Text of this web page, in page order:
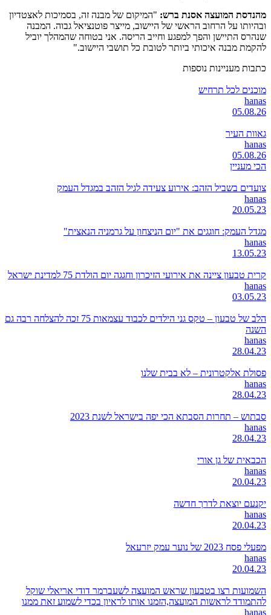
מהנדסת המועצה אסנת ברש: "המיקום של מבנה זה, בסמיכות לאצטדיון
ובהיותו על הרחוב הראשי של היישוב, מייצר פוטנציאל גבוה. המבנה
שנהרס התיישן והפך למפגע וחייב הריסה. אני בטוחה שהמהלך יוביל
להקמת מבנה איכותי ביותר לטובת כל תושבי היישוב."
כתבות מעניינות נוספות
מוכנים לכל תרחיש
hanas
05.08.26
גאוות העיר
hanas
05.08.26
הכי מעניין
צועדים בשביל הזהב: אירוע צעידה לגיל הזהב במגדל העמק
hanas
20.05.23
מגדל העמק: חוגגים את "יום הניצחון על גרמניה הנאצית"
hanas
13.05.23
קרית טבעון ציינה את אירועי הזיכרון וחגגה יום הולדת 75 למדינת ישראל
hanas
03.05.23
הלב של טבעון – טקס גני הילדים לכבוד עצמאות 75 זכה להצלחה רבה גם
השנה
hanas
28.04.23
פסולת אלקטרונית – לא בבית שלנו
hanas
28.04.23
סבתוש – תחרות הסבתא הכי יפה בישראל לשנת 2023
hanas
28.04.23
הכבאית של גן אורי
hanas
20.04.23
יקנעם יוצאת לדרך חדשה
hanas
20.04.23
מפעלי פסח 2023 של נוער עמק יזרעאל
hanas
20.04.23
השמועות רצו בטבעון שראש המועצה לשעברמר דודי אריאלי שוקל
להתמודד לראשות המועצה,הזמנו אותו לראיון בכדי לשמוע זאת ממנו
hanas